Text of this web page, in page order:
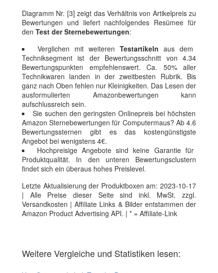
Diagramm Nr. [3] zeigt das Verhältnis von Artikelpreis zu
Bewertungen und liefert nachfolgendes Resümee für
den Test der Sternebewertungen:
Verglichen mit weiteren Testartikeln aus dem
Techniksegment ist der Bewertungsschnitt von 4.34
Bewertungspunkten empfehlenswert. Ca. 50% aller
Technikwaren landen in der zweitbesten Rubrik. Bis
ganz nach Oben fehlen nur Kleinigkeiten. Das Lesen der
ausformulierten Amazonbewertungen kann
aufschlussreich sein.
Sie suchen den geringsten Onlinepreis bei höchsten
Amazon Sternebewertungen für Computermaus? Ab 4.6
Bewertungssternen gibt es das kostengünstigste
Angebot bei wenigstens 4€.
Hochpreisige Angebote sind keine Garantie für
Produktqualität. In den unteren Bewertungsclustern
findet sich ein überaus hohes Preislevel.
Letzte Aktualisierung der Produktboxen am: 2023-10-17
| Alle Preise dieser Seite sind inkl. MwSt. zzgl.
Versandkosten | Affiliate Links & Bilder entstammen der
Amazon Product Advertising API. | * = Affiliate-Link
Weitere Vergleiche und Statistiken lesen: